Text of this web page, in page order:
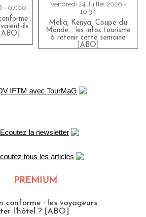
- 07:00
ils
Vendredi 24 Juillet 2026 -
10:34
Meliá, Kenya, Coupe du
Monde… les infos tourisme
à retenir cette semaine
[ABO]
PREMIUM
conforme : les voyageurs
l'hôtel ? [ABO]